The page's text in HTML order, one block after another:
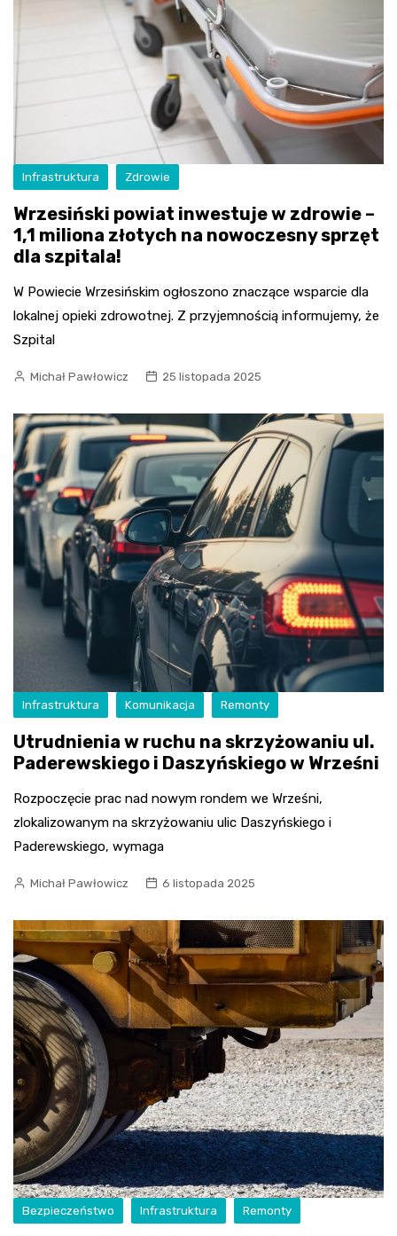
Infrastruktura Zdrowie
Wrzesiński powiat inwestuje w zdrowie –
1,1 miliona złotych na nowoczesny sprzęt
dla szpitala!
W Powiecie Wrzesińskim ogłoszono znaczące wsparcie dla
lokalnej opieki zdrowotnej. Z przyjemnością informujemy, że
Szpital
Michał Pawłowicz 25 listopada 2025
Infrastruktura Komunikacja Remonty
Utrudnienia w ruchu na skrzyżowaniu ul.
Paderewskiego i Daszyńskiego w Wrześni
Rozpoczęcie prac nad nowym rondem we Wrześni,
zlokalizowanym na skrzyżowaniu ulic Daszyńskiego i
Paderewskiego, wymaga
Michał Pawłowicz 6 listopada 2025
Bezpieczeństwo Infrastruktura Remonty